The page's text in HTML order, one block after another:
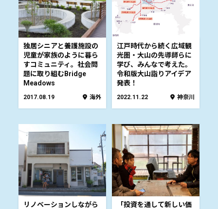
独居シニアと養護施設の
児童が家族のように暮ら
すコミュニティ。社会問
題に取り組むBridge
Meadows
2017.08.19 海外
江戸時代から続く広域観
光圏・大山の先導師らに
学び、みんなで考えた。
令和版大山詣りアイデア
発表！
2022.11.22 神奈川
リノベーションしながら
「投資を通して新しい価